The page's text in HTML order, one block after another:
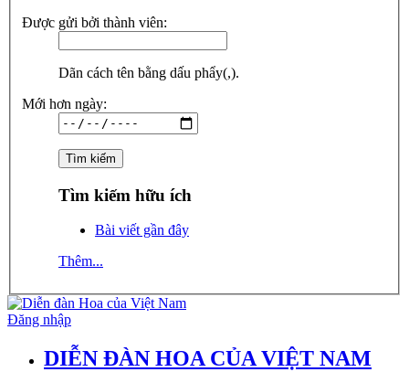
Được gửi bởi thành viên:
Dãn cách tên bằng dấu phẩy(,).
Mới hơn ngày:
Tìm kiếm hữu ích
Bài viết gần đây
Thêm...
Đăng nhập
DIỄN ĐÀN HOA CỦA VIỆT NAM